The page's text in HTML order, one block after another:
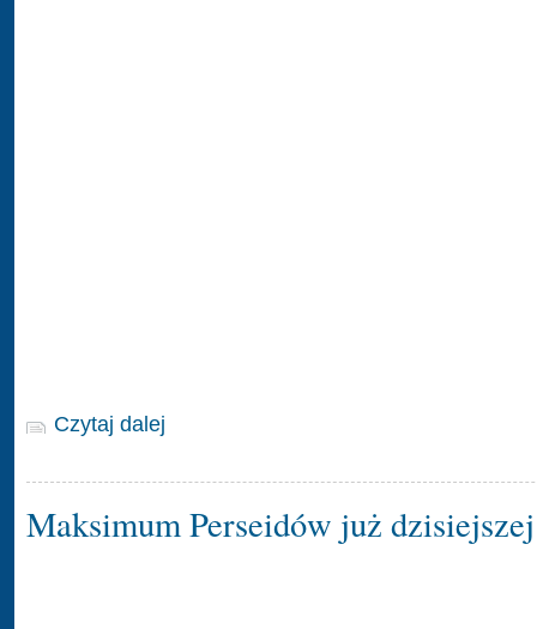
Czytaj dalej
Maksimum Perseidów już